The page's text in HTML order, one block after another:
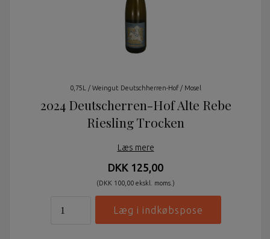
0,75L / Weingut Deutschherren-Hof / Mosel
2024 Deutscherren-Hof Alte Rebe
Riesling Trocken
Læs mere
DKK 125,00
(DKK 100,00 ekskl. moms.)